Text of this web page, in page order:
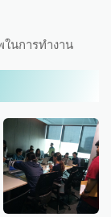
ในการทำงาน